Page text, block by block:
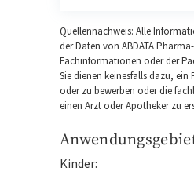
Quellennachweis: Alle
der Daten von ABDATA
Fachinformationen oder der
Sie dienen keinesfalls dazu,
oder zu bewerben oder die
einen Arzt oder Apotheker zu
Kinder: